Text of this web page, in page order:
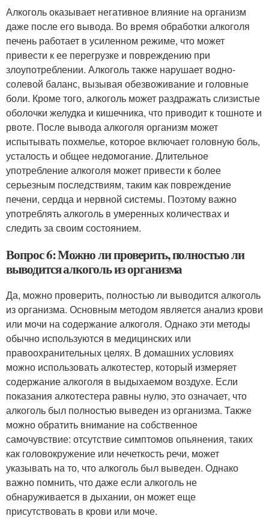
Алкоголь оказывает негативное влияние на организм
даже после его вывода. Во время обработки алкоголя
печень работает в усиленном режиме, что может
привести к ее перегрузке и повреждению при
злоупотреблении. Алкоголь также нарушает водно-
солевой баланс, вызывая обезвоживание и головные
боли. Кроме того, алкоголь может раздражать слизистые
оболочки желудка и кишечника, что приводит к тошноте и
рвоте. После вывода алкоголя организм может
испытывать похмелье, которое включает головную боль,
усталость и общее недомогание. Длительное
употребление алкоголя может привести к более
серьезным последствиям, таким как повреждение
печени, сердца и нервной системы. Поэтому важно
употреблять алкоголь в умеренных количествах и
следить за своим состоянием.
Вопрос 6: Можно ли проверить, полностью ли
выводится алкоголь из организма
Да, можно проверить, полностью ли выводится алкоголь
из организма. Основным методом является анализ крови
или мочи на содержание алкоголя. Однако эти методы
обычно используются в медицинских или
правоохранительных целях. В домашних условиях
можно использовать алкотестер, который измеряет
содержание алкоголя в выдыхаемом воздухе. Если
показания алкотестера равны нулю, это означает, что
алкоголь был полностью выведен из организма. Также
можно обратить внимание на собственное
самочувствие: отсутствие симптомов опьянения, таких
как головокружение или нечеткость речи, может
указывать на то, что алкоголь был выведен. Однако
важно помнить, что даже если алкоголь не
обнаруживается в дыхании, он может еще
присутствовать в крови или моче.